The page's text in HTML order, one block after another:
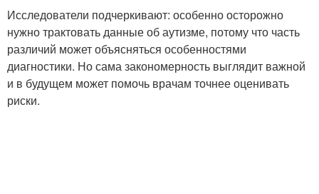
Исследователи подчеркивают: особенно осторожно
нужно трактовать данные об аутизме, потому что часть
различий может объясняться особенностями
диагностики. Но сама закономерность выглядит важной
и в будущем может помочь врачам точнее оценивать
риски.